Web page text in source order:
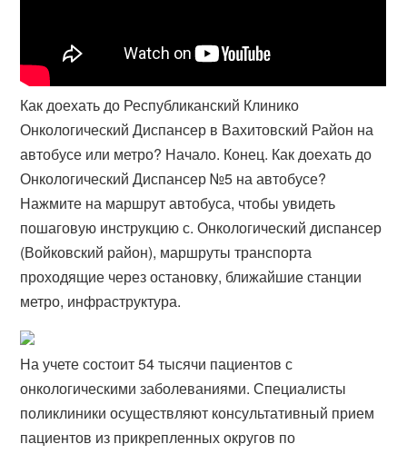
Как доехать до Республиканский Клинико
Онкологический Диспансер в Вахитовский Район на
автобусе или метро? Начало. Конец. Как доехать до
Онкологический Диспансер №5 на автобусе?
Нажмите на маршрут автобуса, чтобы увидеть
пошаговую инструкцию с. Онкологический диспансер
(Войковский район), маршруты транспорта
проходящие через остановку, ближайшие станции
метро, инфраструктура.
На учете состоит 54 тысячи пациентов с
онкологическими заболеваниями. Специалисты
поликлиники осуществляют консультативный прием
пациентов из прикрепленных округов по